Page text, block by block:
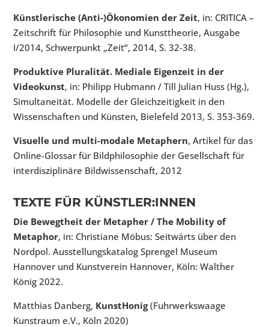
Künstlerische (Anti-)Ökonomien der Zeit, in: CRITICA –
Zeitschrift für Philosophie und Kunsttheorie, Ausgabe
I/2014, Schwerpunkt „Zeit“, 2014, S. 32-38.
Produktive Pluralität. Mediale Eigenzeit in der
Videokunst, in: Philipp Hubmann / Till Julian Huss (Hg.),
Simultaneität. Modelle der Gleichzeitigkeit in den
Wissenschaften und Künsten, Bielefeld 2013, S. 353-369.
Visuelle und multi-modale Metaphern, Artikel für das
Online-Glossar für Bildphilosophie der Gesellschaft für
interdisziplinäre Bildwissenschaft, 2012
TEXTE FÜR KÜNSTLER:INNEN
Die Bewegtheit der Metapher / The Mobility of
Metaphor, in: Christiane Möbus: Seitwärts über den
Nordpol. Ausstellungskatalog Sprengel Museum
Hannover und Kunstverein Hannover, Köln: Walther
König 2022.
Matthias Danberg, KunstHonig(Fuhrwerkswaage
Kunstraum e.V., Köln 2020)